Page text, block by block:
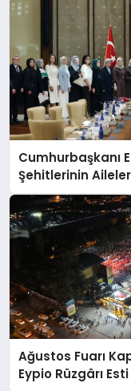
Cumhurbaşkanı
Şehitlerinin
Ağustos Fuarı
Eypio Rüzgârı Esti